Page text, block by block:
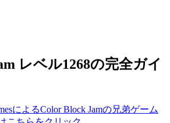
レベル1268の完全ガイ
によるColor Block Jamの兄弟ゲーム